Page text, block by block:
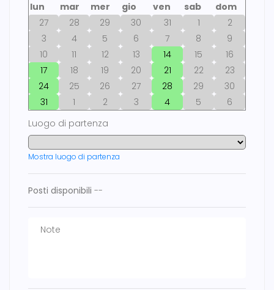
lun
mar mer gio ven sab
dom
27
28 29 30 31 1
2
3
4 5 6 7 8
9
10
11 12 13 14 15
16
17
18 19 20 21 22
23
24
25 26 27 28 29
30
31
1 2 3 4 5
6
Luogo di partenza
Mostra luogo di partenza
Posti disponibili --